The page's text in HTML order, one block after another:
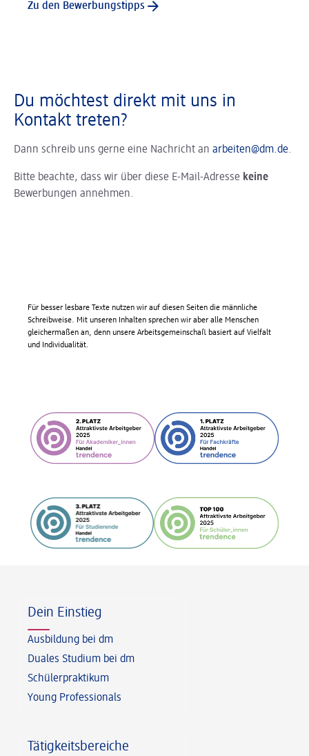
Zu den Bewerbungstipps
Du möchtest direkt mit uns in
Kontakt treten?
Dann schreib uns gerne eine Nachricht an arbeiten@dm.de.
Bitte beachte, dass wir über diese E-Mail-Adresse keine
Bewerbungen annehmen.
Für besser lesbare Texte nutzen wir auf diesen Seiten die männliche
Schreibweise. Mit unseren Inhalten sprechen wir aber alle Menschen
gleichermaßen an, denn unsere Arbeitsgemeinschaft basiert auf Vielfalt
und Individualität.
Dein Einstieg
Ausbildung bei dm
Duales Studium bei dm
Schülerpraktikum
Young Professionals
Tätigkeitsbereiche